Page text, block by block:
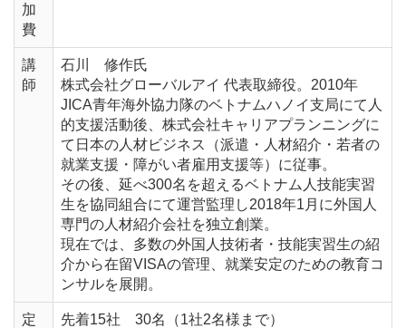
加
費
講
師
石川 修作氏
株式会社グローバルアイ 代表取締役。2010年
JICA青年海外協力隊のベトナムハノイ支局にて人
的支援活動後、株式会社キャリアプランニングに
て日本の人材ビジネス（派遣・人材紹介・若者の
就業支援・障がい者雇用支援等）に従事。
その後、延べ300名を超えるベトナム人技能実習
生を協同組合にて運営監理し2018年1月に外国人
専門の人材紹介会社を独立創業。
現在では、多数の外国人技術者・技能実習生の紹
介から在留VISAの管理、就業安定のための教育コ
ンサルを展開。
定
先着15社 30名（1社2名様まで）